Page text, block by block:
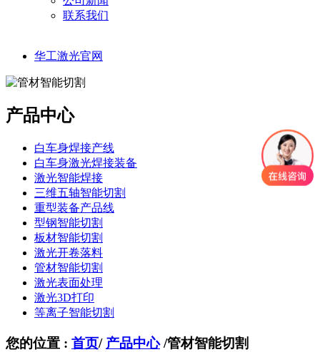
联系我们
华工激光官网
产品中心
白车身焊接产线
白车身激光焊接装备
激光智能焊接
三维五轴智能切割
重型装备产品线
型钢智能切割
板材智能切割
激光开卷落料
管材智能切割
激光表面处理
激光3D打印
等离子智能切割
您的位置 : 首页/ 产品中心 /管材智能切割